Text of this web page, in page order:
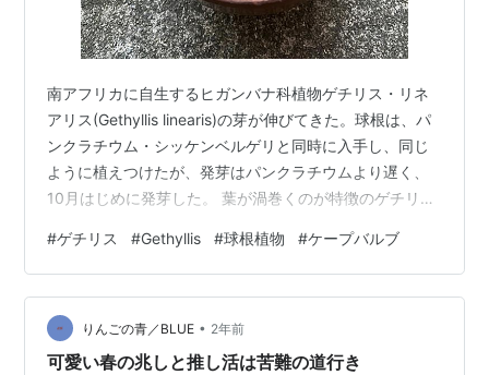
南アフリカに自生するヒガンバナ科植物ゲチリス・リネ
アリス(Gethyllis linearis)の芽が伸びてきた。球根は、パ
ンクラチウム・シッケンベルゲリと同時に入手し、同じ
ように植えつけたが、発芽はパンクラチウムより遅く、
10月はじめに発芽した。 葉が渦巻くのが特徴のゲチリ
いが、葉の形がさまざまで、珍奇植物としてマニアには
人気がある。リネアリスの種小名は＜線状の>という意味
で、わが家のリネアリスも、糸のように細い葉がくるく
ると渦巻いている。 自生地は、ケープタウンの少し北の
大西洋岸地方。冬から春にかけて生育し、葉が枯れる頃
#ゲチリス #Gethyllis #球根植物 #ケープバルブ
りんごの青／BLUE • 2年前
可愛い春の兆しと推し活は苦難の道行き